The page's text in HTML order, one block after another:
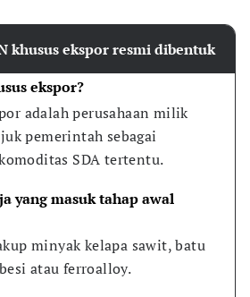
khusus ekspor resmi dibentuk
ekspor?
adalah perusahaan milik
pemerintah sebagai
SDA tertentu.
yang masuk tahap awal
minyak kelapa sawit, batu
atau ferroalloy.